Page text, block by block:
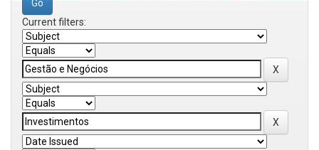
Current filters: